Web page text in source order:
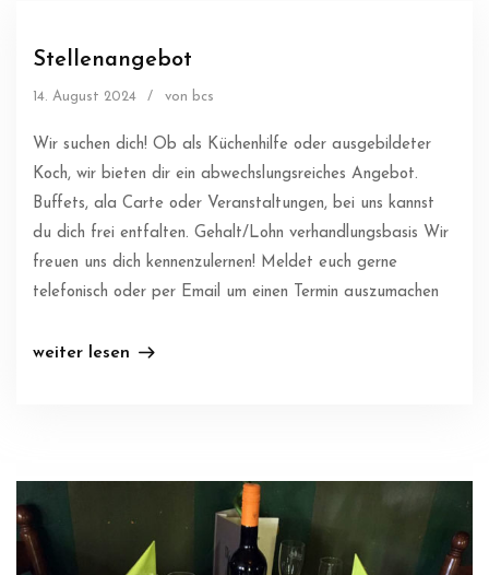
Stellenangebot
14. August 2024 / von bcs
Wir suchen dich! Ob als Küchenhilfe oder ausgebildeter
Koch, wir bieten dir ein abwechslungsreiches Angebot.
Buffets, ala Carte oder Veranstaltungen, bei uns kannst
du dich frei entfalten. Gehalt/Lohn verhandlungsbasis Wir
freuen uns dich kennenzulernen! Meldet euch gerne
telefonisch oder per Email um einen Termin auszumachen
weiter lesen